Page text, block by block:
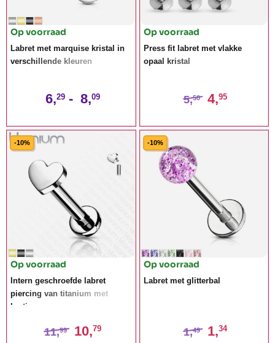
Op voorraad
Labret met marquise kristal in
verschillende kleuren
6,29 - 8,09
Op voorraad
Press fit labret met vlakke
opaal kristal
5,50 4,95
-10%
Op voorraad
Intern geschroefde labret
piercing van titanium met
hartje
11,99 10,79
-10%
Op voorraad
Labret met glitterbal
1,49 1,34